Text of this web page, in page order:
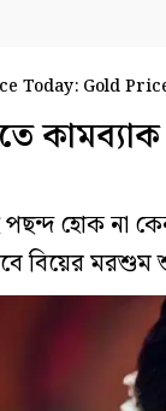
Today: Gold
হোক না
বিয়ের